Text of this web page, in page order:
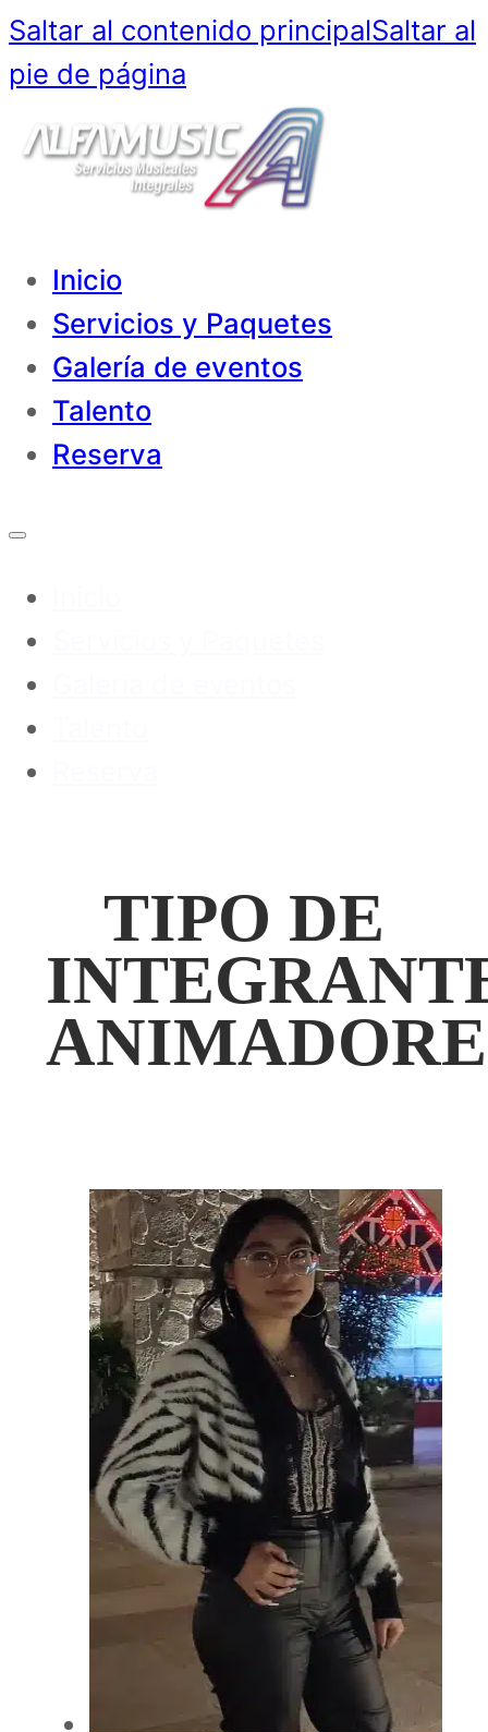
Saltar al contenido principalSaltar al
pie de página
Inicio
Servicios y Paquetes
Galería de eventos
Talento
Reserva
TIPO DE